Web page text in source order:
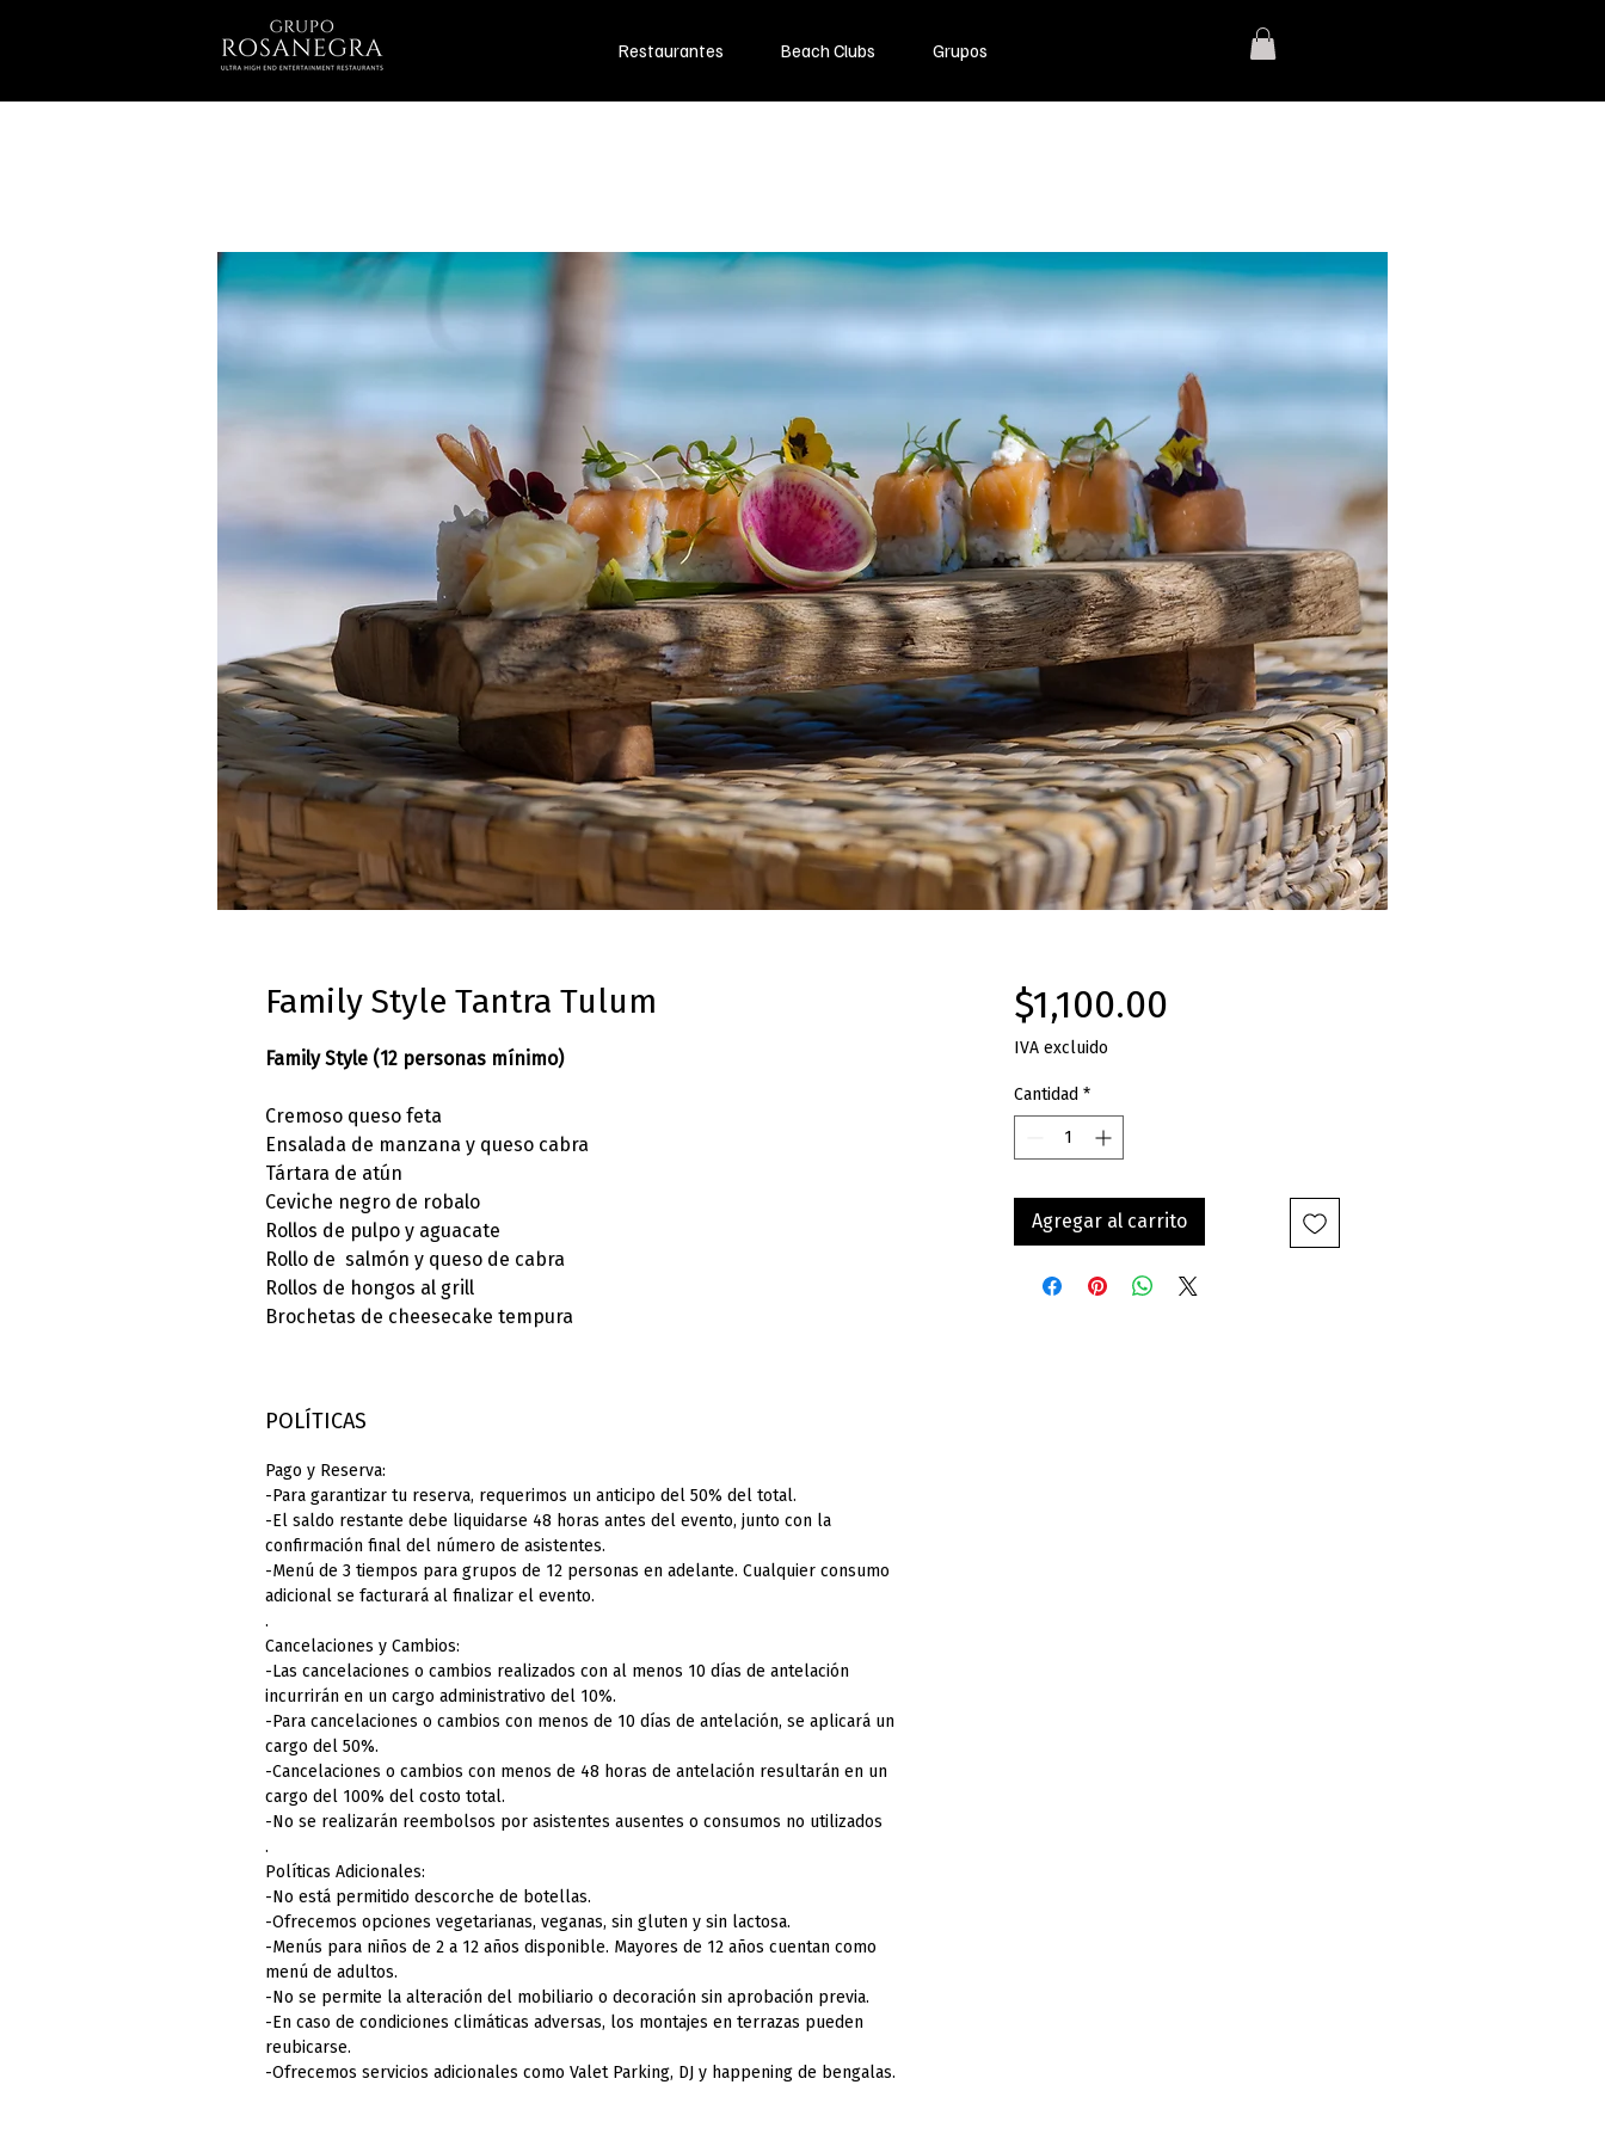
Restaurantes Beach Clubs Grupos
Family Style Tantra Tulum
Family Style (12 personas mínimo)
Cremoso queso feta
Ensalada de manzana y queso cabra
Tártara de atún
Ceviche negro de robalo
Rollos de pulpo y aguacate
Rollo de salmón y queso de cabra
Rollos de hongos al grill
Brochetas de cheesecake tempura
POLÍTICAS
Pago y Reserva:
-Para garantizar tu reserva, requerimos un anticipo del 50% del total.
-El saldo restante debe liquidarse 48 horas antes del evento, junto con la
confirmación final del número de asistentes.
-Menú de 3 tiempos para grupos de 12 personas en adelante. Cualquier consumo
adicional se facturará al finalizar el evento.
.
Cancelaciones y Cambios:
-Las cancelaciones o cambios realizados con al menos 10 días de antelación
incurrirán en un cargo administrativo del 10%.
-Para cancelaciones o cambios con menos de 10 días de antelación, se aplicará un
cargo del 50%.
-Cancelaciones o cambios con menos de 48 horas de antelación resultarán en un
cargo del 100% del costo total.
-No se realizarán reembolsos por asistentes ausentes o consumos no utilizados
.
Políticas Adicionales:
-No está permitido descorche de botellas.
-Ofrecemos opciones vegetarianas, veganas, sin gluten y sin lactosa.
-Menús para niños de 2 a 12 años disponible. Mayores de 12 años cuentan como
menú de adultos.
-No se permite la alteración del mobiliario o decoración sin aprobación previa.
-En caso de condiciones climáticas adversas, los montajes en terrazas pueden
reubicarse.
-Ofrecemos servicios adicionales como Valet Parking, DJ y happening de bengalas.
$1,100.00Precio
IVA excluido
Cantidad *
Agregar al carrito